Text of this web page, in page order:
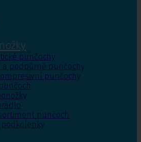
punčochy
a podpůrné punčochy
punčochy
punčoch